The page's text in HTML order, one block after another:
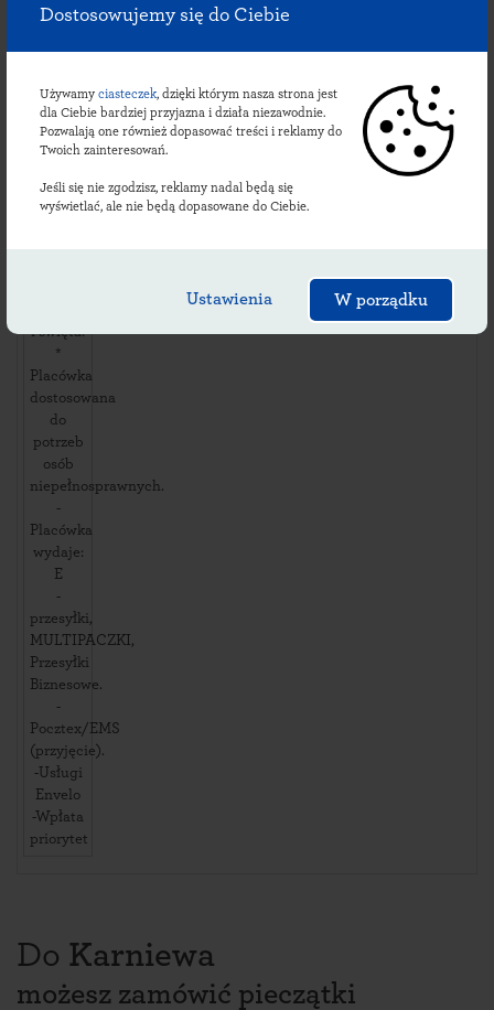
Dostosowujemy się do Ciebie
Używamy ciasteczek, dzięki którym nasza strona jest
dla Ciebie bardziej przyjazna i działa niezawodnie.
Pozwalają one również dopasować treści i reklamy do
Twoich zainteresowań.
Jeśli się nie zgodzisz, reklamy nadal będą się
wyświetlać, ale nie będą dopasowane do Ciebie.
Ustawienia W porządku
Pułtuska
Karniewo,
Dostępność
i usługi:
robocze:
i święta:
*
Placówka
dostosowana
do
potrzeb
osób
niepełnosprawnych.
-
Placówka
wydaje:
E
-
przesyłki,
MULTIPACZKI,
Przesyłki
Biznesowe.
-
Pocztex/EMS
(przyjęcie).
-Usługi
Envelo
-Wpłata
priorytet
Do Karniewa
możesz zamówić pieczątki